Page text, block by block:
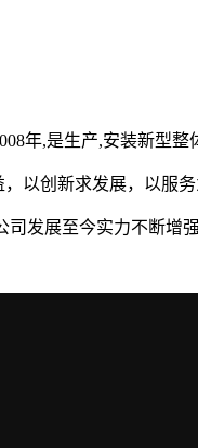
年,是生产,安装新型
以创新求发展，以服
发展至今实力不断增